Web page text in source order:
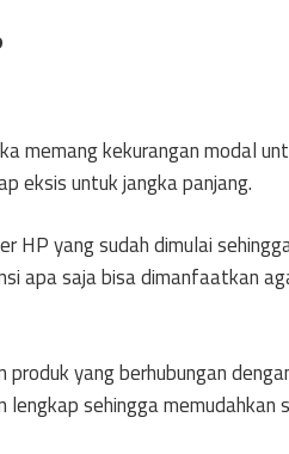
memang kekurangan modal
eksis untuk jangka panjang.
HP yang sudah dimulai
apa saja bisa dimanfaatkan
yang berhubungan
sehingga memudahkan